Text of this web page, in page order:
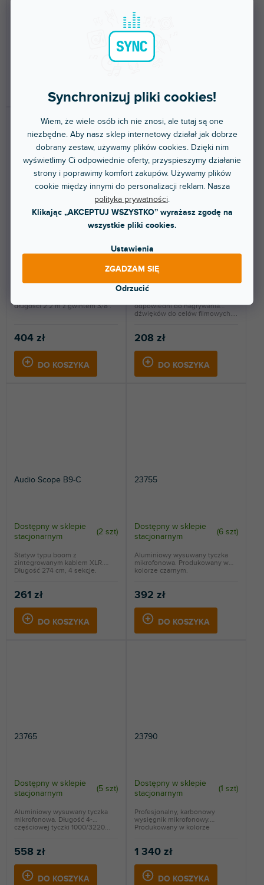
Synchronizuj pliki cookies!
Wiem, że wiele osób ich nie znosi, ale tutaj są one
niezbędne. Aby nasz sklep internetowy działał jak dobrze
dobrany zestaw, używamy plików cookies. Dzięki nim
wyświetlimy Ci odpowiednie oferty, przyspieszymy działanie
strony i poprawimy komfort zakupów. Używamy plików
cookie między innymi do personalizacji reklam. Nasza
polityka prywatności.
Klikając „AKCEPTUJ WSZYSTKO” wyrażasz zgodę na
wszystkie pliki cookies.
Ustawienia
Odrzucić
ZGADZAM SIĘ
teleskopowy drążek o długości
360 zł
Profesjonalny tycz teleskopowy,
zakres 0,84 m - 2,05 m, gwint
Micro BoomPole Pro
2 szt)
404 zł
DO KOSZYKA
długości 2.2 m z gwintem 3/8".
Micro BoomPole
Dostępny w sklepie
208 zł
DO KOSZYKA
odpowiedni do nagrywania
dźwięków do celów filmowych....
Audio Scope B9-C
Dostępny w sklepie
stacjonarnym
(2 szt)
261 zł
DO KOSZYKA
Statyw typu boom z
zintegrowanym kablem XLR.
Długość 274 cm, 4 sekcje.
23755
Dostępny w sklepie
stacjonarnym
(6 szt)
392 zł
DO KOSZYKA
Aluminiowy wysuwany tyczka
mikrofonowa. Produkowany w
kolorze czarnym.
23765
Dostępny w sklepie
stacjonarnym
(5 szt)
558 zł
DO KOSZYKA
Aluminiowy wysuwany tyczka
mikrofonowa. Długość 4-
częściowej tyczki 1000/3220...
23790
Dostępny w sklepie
stacjonarnym
(1 szt)
1 340 zł
DO KOSZYKA
Profesjonalny, karbonowy
wysięgnik mikrofonowy.
Produkowany w kolorze